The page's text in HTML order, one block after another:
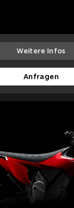
Weitere Infos
Anfragen